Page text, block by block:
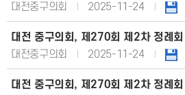
대전중구의회
2025-11-24
대전 중구의회, 제270회 제2차 정례회
대전중구의회
2025-11-24
대전 중구의회, 제270회 제2차 정례